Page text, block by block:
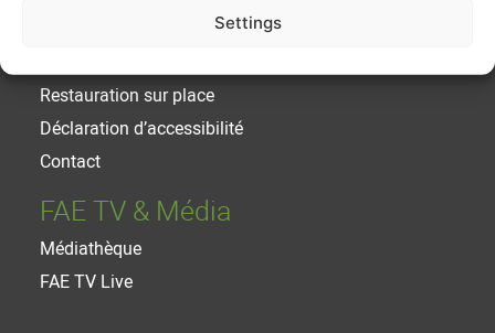
Settings
Restauration sur place
Déclaration d’accessibilité
Contact
FAE TV & Média
Médiathèque
FAE TV Live